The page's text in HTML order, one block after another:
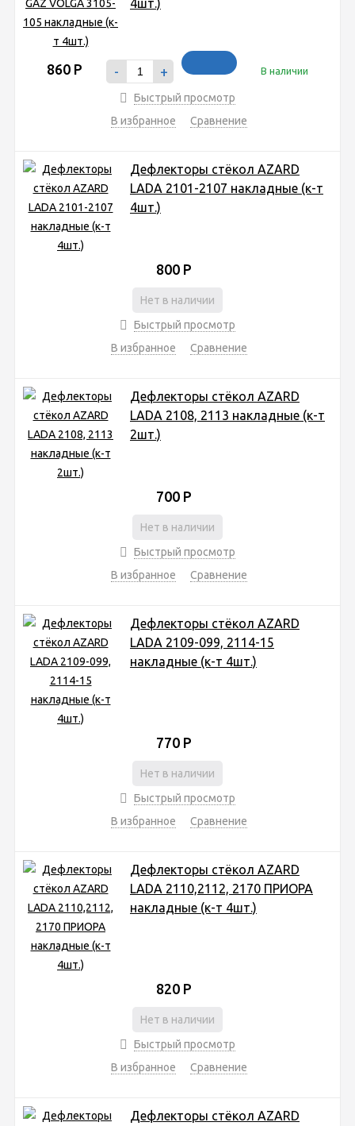
4шт.)
860 Р - + В наличии
Быстрый просмотр
В избранное
Сравнение
Дефлекторы стёкол AZARD
LADA 2101-2107 накладные (к-т
4шт.)
800 Р
Нет в наличии
Быстрый просмотр
В избранное
Сравнение
Дефлекторы стёкол AZARD
LADA 2108, 2113 накладные (к-т
2шт.)
700 Р
Нет в наличии
Быстрый просмотр
В избранное
Сравнение
Дефлекторы стёкол AZARD
LADA 2109-099, 2114-15
накладные (к-т 4шт.)
770 Р
Нет в наличии
Быстрый просмотр
В избранное
Сравнение
Дефлекторы стёкол AZARD
LADA 2110,2112, 2170 ПРИОРА
накладные (к-т 4шт.)
820 Р
Нет в наличии
Быстрый просмотр
В избранное
Сравнение
Дефлекторы стёкол AZARD